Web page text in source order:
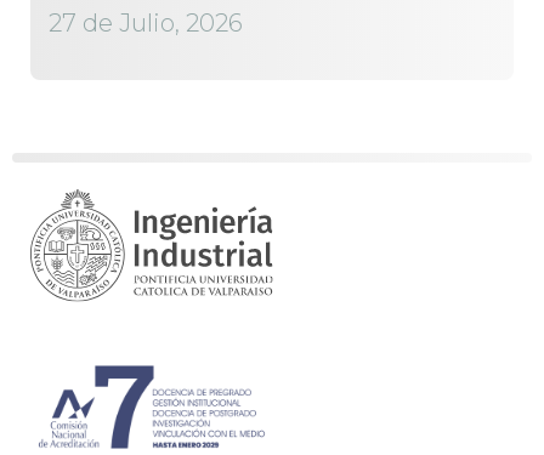
27 de Julio, 2026